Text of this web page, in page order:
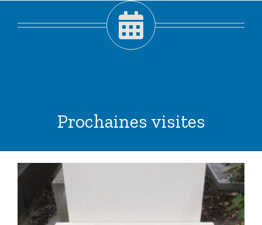
Prochaines visites